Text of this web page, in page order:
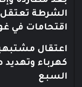
الشرطة
اقتحامات في
اعتقال
كهرباء
السبع